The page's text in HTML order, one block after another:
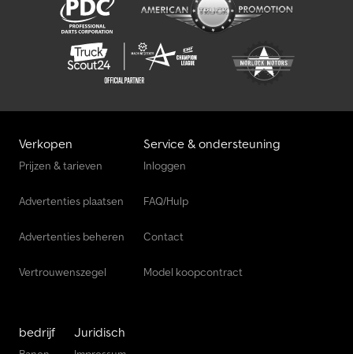
Verkopen
Prijzen & tarieven
Advertenties plaatsen
Advertenties beheren
Vertrouwenszegel
Service & ondersteuning
Inloggen
FAQ/Hulp
Contact
Model koopcontract
bedrijf Juridisch